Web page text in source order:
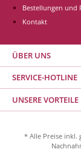
Bestellungen und
Kontakt
ÜBER UNS
SERVICE-HOTLINE
UNSERE VORTEILE
* Alle Preise inkl.